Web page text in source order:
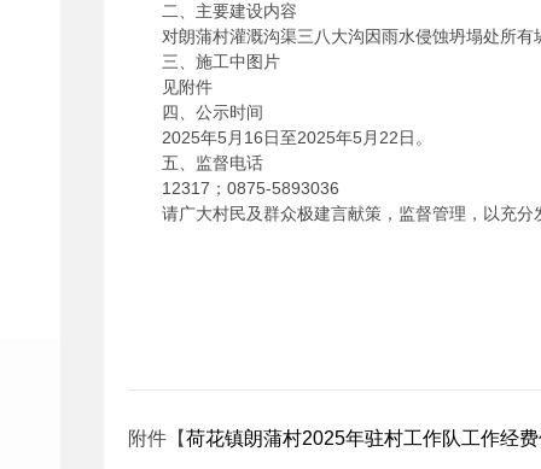
二、主要建设内容
对朗蒲村灌溉沟渠三八大沟因雨水侵蚀坍塌处所
三、施工中图片
见附件
四、公示时间
2025年5月16日至2025年5月22日。
五、监督电话
12317；0875-5893036
请广大村民及群众极建言献策，监督管理，以充分
附件【荷花镇朗蒲村2025年驻村工作队工作经